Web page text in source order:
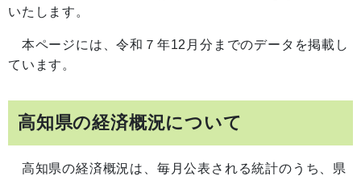
いたします。
本ページには、令和７年12月分までのデータを掲載し
ています。
高知県の経済概況について
高知県の経済概況は、 毎月公表 される統計のうち、県